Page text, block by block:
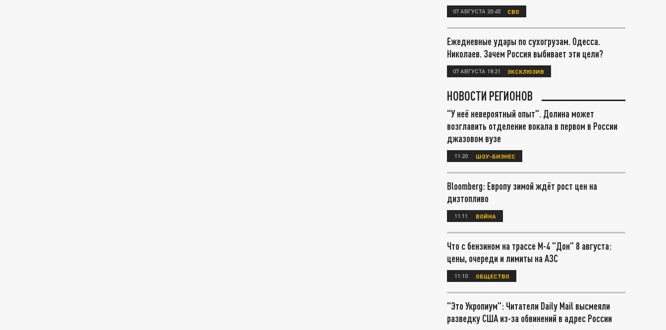
07 АВГУСТА 20:45 СВО
Ежедневные удары по сухогрузам. Одесса.
Николаев. Зачем Россия выбивает эти цели?
07 АВГУСТА 18:21 ЭКСКЛЮЗИВ
НОВОСТИ РЕГИОНОВ
"У неё невероятный опыт". Долина может
возглавить отделение вокала в первом в России
джазовом вузе
11:20 ШОУ-БИЗНЕС
Bloomberg: Европу зимой ждёт рост цен на
дизтопливо
11:11 ВОЙНА
Что с бензином на трассе М-4 "Дон" 8 августа:
цены, очереди и лимиты на АЗС
11:10 ОБЩЕСТВО
"Это Укропиум": Читатели Daily Mail высмеяли
разведку США из-за обвинений в адрес России